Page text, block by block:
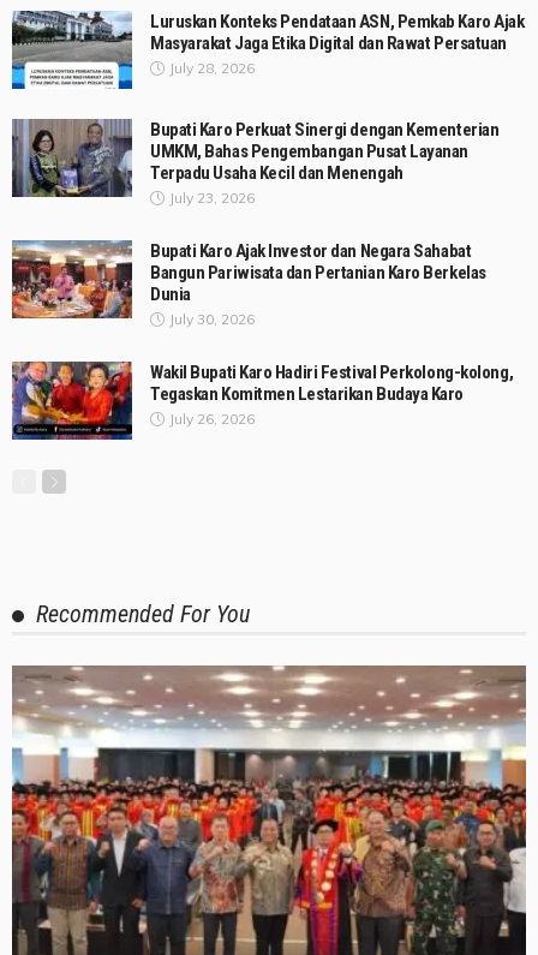
Luruskan Konteks Pendataan ASN, Pemkab Karo Ajak
Masyarakat Jaga Etika Digital dan Rawat Persatuan
July 28, 2026
Bupati Karo Perkuat Sinergi dengan Kementerian
UMKM, Bahas Pengembangan Pusat Layanan
Terpadu Usaha Kecil dan Menengah
July 23, 2026
Bupati Karo Ajak Investor dan Negara Sahabat
Bangun Pariwisata dan Pertanian Karo Berkelas
Dunia
July 30, 2026
Wakil Bupati Karo Hadiri Festival Perkolong-kolong,
Tegaskan Komitmen Lestarikan Budaya Karo
July 26, 2026
Recommended For You